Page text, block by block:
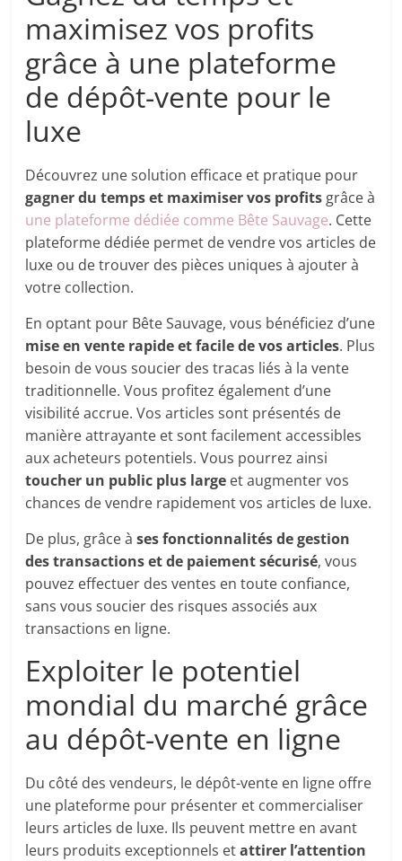
maximisez vos profits
grâce à une plateforme
de dépôt-vente pour le
luxe
Découvrez une solution efficace et pratique pour
gagner du temps et maximiser vos profits grâce à
une plateforme dédiée comme Bête Sauvage. Cette
plateforme dédiée permet de vendre vos articles de
luxe ou de trouver des pièces uniques à ajouter à
votre collection.
En optant pour Bête Sauvage, vous bénéficiez d’une
mise en vente rapide et facile de vos articles. Plus
besoin de vous soucier des tracas liés à la vente
traditionnelle. Vous profitez également d’une
visibilité accrue. Vos articles sont présentés de
manière attrayante et sont facilement accessibles
aux acheteurs potentiels. Vous pourrez ainsi
toucher un public plus large et augmenter vos
chances de vendre rapidement vos articles de luxe.
De plus, grâce àses fonctionnalités de gestion
des transactions et de paiement sécurisé, vous
pouvez effectuer des ventes en toute confiance,
sans vous soucier des risques associés aux
transactions en ligne.
Exploiter le potentiel
mondial du marché grâce
au dépôt-vente en ligne
Du côté des vendeurs, le dépôt-vente en ligne offre
une plateforme pour présenter et commercialiser
leurs articles de luxe. Ils peuvent mettre en avant
leurs produits exceptionnels etattirer l’attention